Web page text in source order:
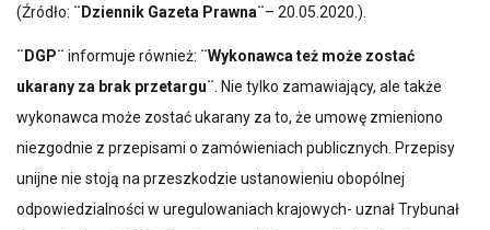
(Źródło: ¨Dziennik Gazeta Prawna¨– 20.05.2020.).
¨DGP¨ informuje również: ¨Wykonawca też może zostać
ukarany za brak przetargu¨ . Nie tylko zamawiający, ale także
wykonawca może zostać ukarany za to, że umowę zmieniono
niezgodnie z przepisami o zamówieniach publicznych. Przepisy
unijne nie stoją na przeszkodzie ustanowieniu obopólnej
odpowiedzialności w uregulowaniach krajowych- uznał Trybunał